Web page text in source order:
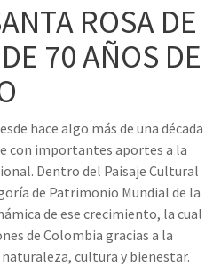
ROSA DE
70 AÑOS DE
hace algo más de una década
con importantes aportes a la
Dentro del Paisaje Cultural
de Patrimonio Mundial de la
de ese crecimiento, la cual
de Colombia gracias a la
cultura y bienestar.